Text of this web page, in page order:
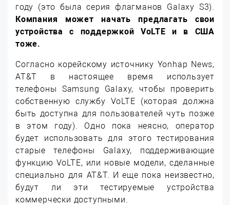
году (это была серия флагманов Galaxy S3).
Компания может начать предлагать свои
устройства с поддержкой VoLTE и в США
тоже.
Согласно корейскому источнику Yonhap News,
AT&T в настоящее время использует
телефоны Samsung Galaxy, чтобы проверить
собственную службу VoLTE (которая должна
быть доступна для пользователей чуть позже
в этом году). Одно пока неясно, оператор
будет использовать для этого тестирования
старые телефоны Galaxy, поддерживающие
функцию VoLTE, или новые модели, сделанные
специально для AT&T. И еще пока неизвестно,
будут ли эти тестируемые устройства
коммерчески доступными.